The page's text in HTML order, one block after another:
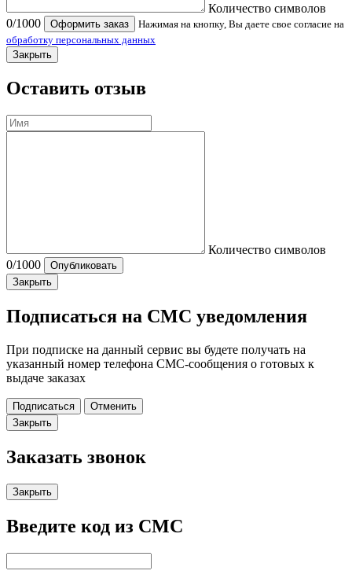
Количество символов
0/1000 Оформить заказ
Нажимая на кнопку, Вы даете свое согласие на
обработку персональных данных
Закрыть
Оставить отзыв
Количество символов
0/1000
Опубликовать
Закрыть
Подписаться на СМС уведомления
При подписке на данный сервис вы будете получать на
указанный номер телефона СМС-сообщения о готовых к
выдаче заказах
Подписаться
Отменить
Закрыть
Заказать звонок
Закрыть
Введите код из СМС